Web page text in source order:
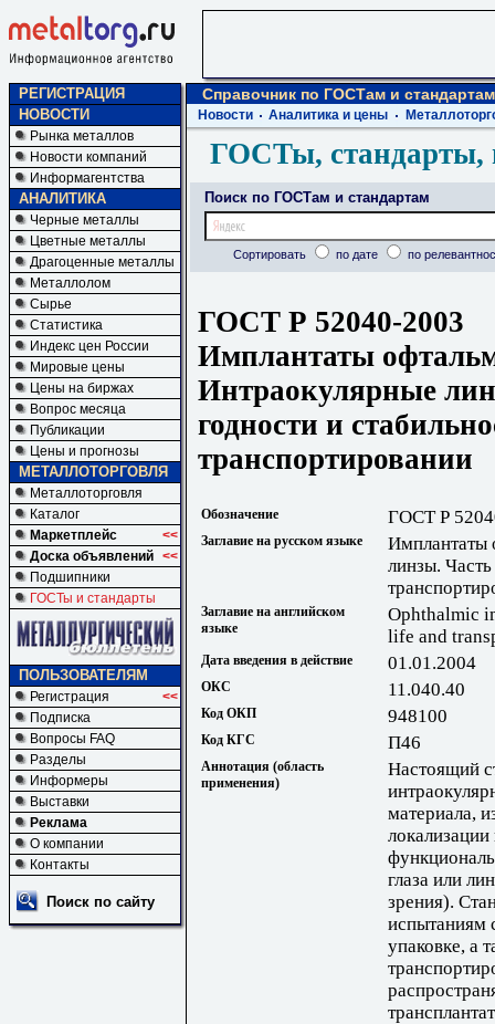
РЕГИСТРАЦИЯ
НОВОСТИ
Рынка металлов
Новости компаний
Информагентства
АНАЛИТИКА
Черные металлы
Цветные металлы
Драгоценные металлы
Металлолом
Сырье
Статистика
Индекс цен России
Мировые цены
Цены на биржах
Вопрос месяца
Публикации
Цены и прогнозы
МЕТАЛЛОТОРГОВЛЯ
Металлоторговля
Каталог
Маркетплейс
<<
Доска объявлений <<
Подшипники
ГОСТы и стандарты
ПОЛЬЗОВАТЕЛЯМ
Регистрация
<<
Подписка
Вопросы FAQ
Разделы
Информеры
Выставки
Реклама
О компании
Контакты
Поиск по сайту
Справочник по ГОСТам и стандартам
Новости Аналитика и цены
ГОСТы, стандарты,
Поиск по ГОСТам и стандартам
Сортировать по дате по
ГОСТ Р 52040-2003
Имплантаты
Интраокулярные
годности и
транспортировании
Обозначение ГОСТ Р
Заглавие на русском языке
Имплантаты
линзы.
Заглавие на английском
языке
Ophthalmic
life and
Дата введения в действие 01.01.2004
ОКС 11.040.40
Код ОКП 948100
Код КГС П46
Аннотация (область
применения)
Настоящий
материала,
локализации
глаза или
зрения).
испытаниям
упаковке, а